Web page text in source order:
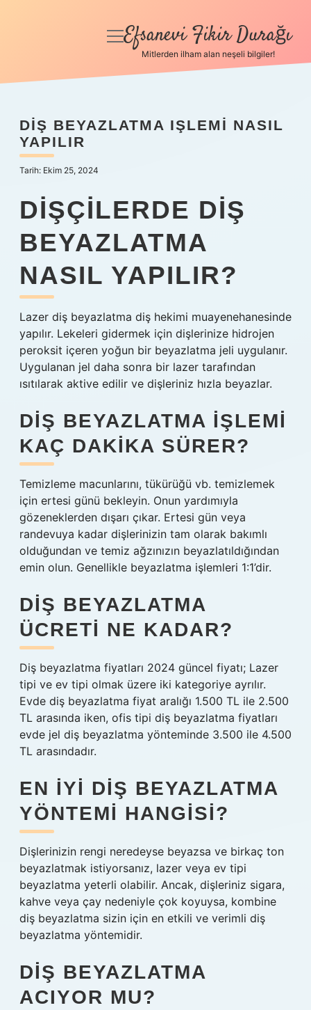
Anasayfa
Yasal Uyarı
Hakkımızda
menüyü
Efsanevi Fikir Durağı
Mitlerden ilham alan neşeli bilgiler!
DIŞ BEYAZLATMA IŞLEMI NASIL
YAPILIR
Tarih: Ekim 25, 2024
DIŞÇILERDE DIŞ
BEYAZLATMA
NASIL YAPILIR?
Lazer diş beyazlatma diş hekimi muayenehanesinde
yapılır. Lekeleri gidermek için dişlerinize hidrojen
peroksit içeren yoğun bir beyazlatma jeli uygulanır.
Uygulanan jel daha sonra bir lazer tarafından
ısıtılarak aktive edilir ve dişleriniz hızla beyazlar.
DIŞ BEYAZLATMA IŞLEMI
KAÇ DAKIKA SÜRER?
Temizleme macunlarını, tükürüğü vb. temizlemek
için ertesi günü bekleyin. Onun yardımıyla
gözeneklerden dışarı çıkar. Ertesi gün veya
randevuya kadar dişlerinizin tam olarak bakımlı
olduğundan ve temiz ağzınızın beyazlatıldığından
emin olun. Genellikle beyazlatma işlemleri 1:1’dir.
DIŞ BEYAZLATMA
ÜCRETI NE KADAR?
Diş beyazlatma fiyatları 2024 güncel fiyatı; Lazer
tipi ve ev tipi olmak üzere iki kategoriye ayrılır.
Evde diş beyazlatma fiyat aralığı 1.500 TL ile 2.500
TL arasında iken, ofis tipi diş beyazlatma fiyatları
evde jel diş beyazlatma yönteminde 3.500 ile 4.500
TL arasındadır.
EN IYI DIŞ BEYAZLATMA
YÖNTEMI HANGISI?
Dişlerinizin rengi neredeyse beyazsa ve birkaç ton
beyazlatmak istiyorsanız, lazer veya ev tipi
beyazlatma yeterli olabilir. Ancak, dişleriniz sigara,
kahve veya çay nedeniyle çok koyuysa, kombine
diş beyazlatma sizin için en etkili ve verimli diş
beyazlatma yöntemidir.
DIŞ BEYAZLATMA
ACIYOR MU?